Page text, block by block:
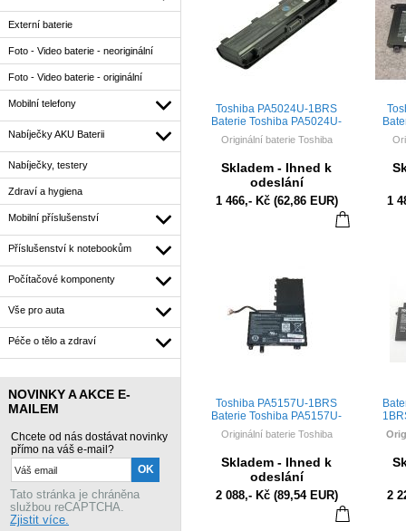
Externí baterie
Foto - Video baterie - neoriginální
Foto - Video baterie - originální
Mobilní telefony
Nabíječky AKU Baterii
Nabíječky, testery
Zdraví a hygiena
Mobilní příslušenství
Příslušenství k notebookům
Počítačové komponenty
Vše pro auta
Péče o tělo a zdraví
NOVINKY A AKCE E-
MAILEM
Chcete od nás dostávat novinky
přímo na váš e-mail?
Tato stránka je chráněna
službou reCAPTCHA.
Zjistit více.
Toshiba PA5024U-1BRS
Baterie Toshiba PA5024U-
1BRS, Satellite
C850/PA5024U-1BRS,
PABAS261 10,8V 4400mAh
Li-Ion – originální
Originální baterie Toshiba
Toshiba PA5024U-1BRS Baterie
Toshiba Satellite
C850/PA5024U-1BRS, PA5025U-
1BRS, PABAS260, PABAS261
Skladem - Ihned k
odeslání
1 466,- Kč (62,86 EUR) 1
Toshiba PA5157U-1BRS
Baterie Toshiba PA5157U-
1BRS/P000577250/BLA011010
11,1V 4160mAh Li-Ion –
Originální baterie Toshiba
Baterie Toshiba PA5157U-
1BRS/P000577250/BLA011010
11,1V 4160mAh Li-Ion
PA5157U-1BRS, BLA011010,
Skladem - Ihned k
odeslání
2 088,- Kč (89,54 EUR)
Z30/
2